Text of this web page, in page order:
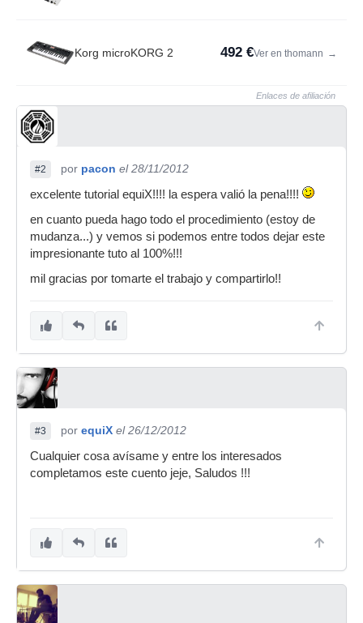
Korg microKORG 2 492 €Ver en thomann →
Enlaces de afiliación
#2 por pacon el 28/11/2012
excelente tutorial equiX!!!! la espera valió la pena!!!!
en cuanto pueda hago todo el procedimiento (estoy de
mudanza...) y vemos si podemos entre todos dejar este
impresionante tuto al 100%!!!
mil gracias por tomarte el trabajo y compartirlo!!
#3 por equiX el 26/12/2012
Cualquier cosa avísame y entre los interesados
completamos este cuento jeje, Saludos !!!